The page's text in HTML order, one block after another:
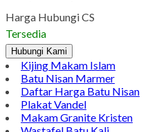
Harga Hubungi CS
Tersedia
Hubungi Kami
Kijing Makam Islam
Batu Nisan Marmer
Daftar Harga Batu Nisan
Plakat Vandel
Makam Granite Kristen